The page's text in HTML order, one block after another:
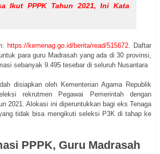
Ikut PPPK Tahun 2021, Ini Kata
https://kemenag.go.id/berita/read/515672. Daftar
para guru Madrasah yang ada di 30 provinsi,
sebanyak 9.495 tesebar di seluruh Nusantara
disiapkan oleh Kementerian Agama Republik
rekrutmen Pegawai Pemerintah dengan
2021. Alokasi ini diperuntukkan bagi eks Tenaga
tidak bisa mengikuti seleksi P3K di tahap ke
PPPK, Guru Madrasah